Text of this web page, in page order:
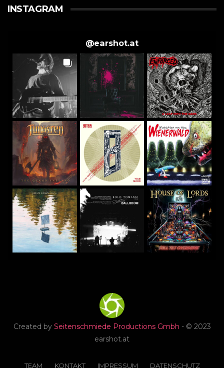
INSTAGRAM
@earshot.at
Created by Seitenschmiede Productions Gmbh - © 2023
earshot.at
TEAM KONTAKT IMPRESSUM DATENSCHUTZ